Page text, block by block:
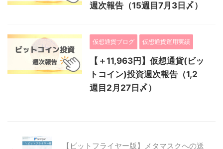
週次報告（15週目7月3日〆）
仮想通貨ブログ 仮想通貨運用実績
【＋11,963円】仮想通貨(ビッ
トコイン)投資週次報告（1,2
週目2月27日〆）
【ビットフライヤー版】メタマスクへの送